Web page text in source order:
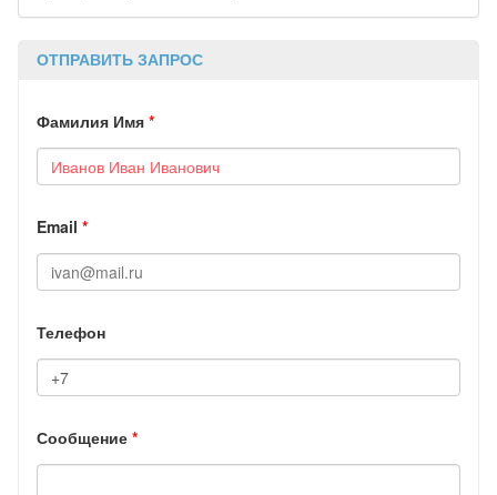
ОТПРАВИТЬ ЗАПРОС
Фамилия Имя *
Email *
Телефон
Сообщение *